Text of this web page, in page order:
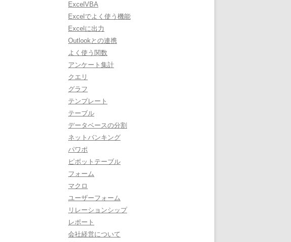
ExcelVBA
Excelでよく使う機能
Excelに出力
Outlookとの連携
よく使う関数
アンケート集計
クエリ
グラフ
テンプレート
テーブル
データベースの分割
ネットバンキング
パワポ
ピボットテーブル
フォーム
マクロ
ユーザーフォーム
リレーションシップ
レポート
会社経営について